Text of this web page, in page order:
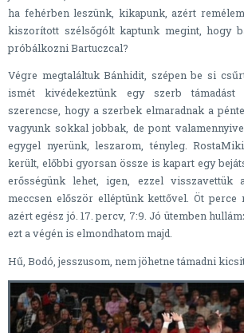
ha fehérben leszünk, kikapunk, azért
kiszorított szélsőgólt kaptunk megint, hogy
próbálkozni Bartuczcal?
Végre megtaláltuk Bánhidit, szépen be si
ismét kivédekeztünk egy szerb támadást
szerencse, hogy a szerbek elmaradnak a
vagyunk sokkal jobbak, de pont
egygel nyerünk, leszarom, tényleg.
került, előbbi gyorsan össze is kapart egy
erősségünk lehet, igen, ezzel
meccsen először elléptünk kettővel. Öt perce
azért egész jó. 17. percv, 7:9. Jó ütemben
ezt a végén is elmondhatom majd.
Hű, Bodó, jesszusom, nem jöhetne támadni